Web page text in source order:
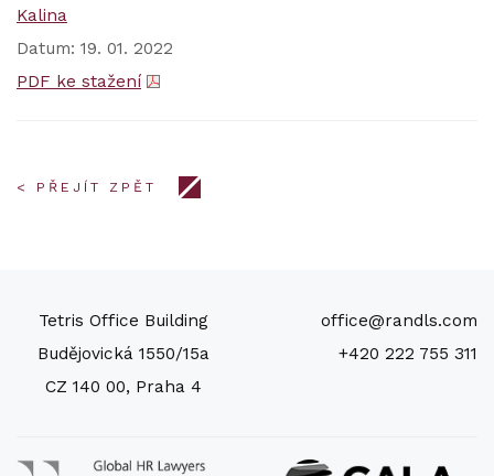
Kalina
Datum: 19. 01. 2022
PDF ke stažení
< PŘEJÍT ZPĚT
Tetris Office Building
Budějovická 1550/15a
CZ 140 00, Praha 4
office@randls.com
+420 222 755 311